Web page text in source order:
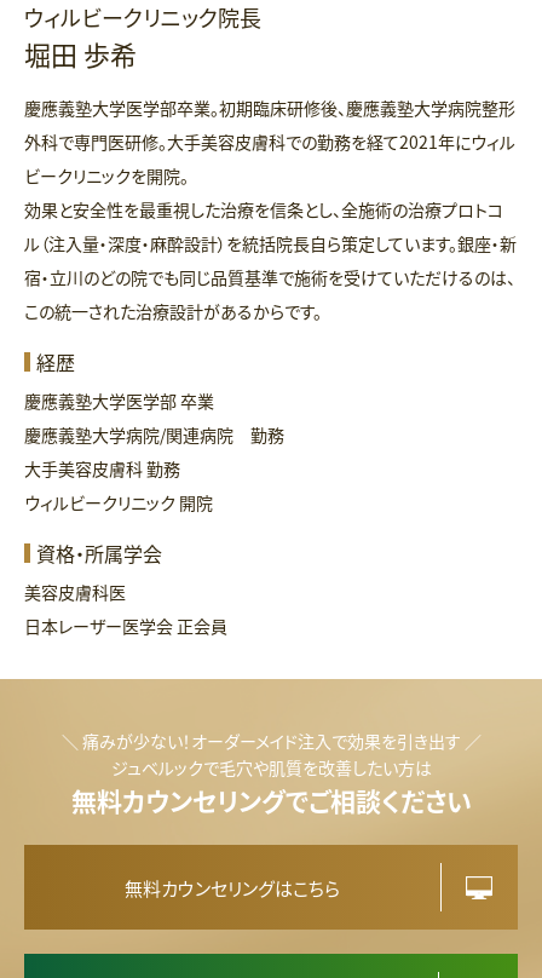
ウィルビークリニック院長
堀田 歩希
慶應義塾大学医学部卒業。初期臨床研修後、慶應義塾大学病院整形
外科で専門医研修。大手美容皮膚科での勤務を経て2021年にウィル
ビークリニックを開院。
効果と安全性を最重視した治療を信条とし、全施術の治療プロトコ
ル（注入量・深度・麻酔設計）を統括院長自ら策定しています。銀座・新
宿・立川のどの院でも同じ品質基準で施術を受けていただけるのは、
この統一された治療設計があるからです。
経歴
慶應義塾大学医学部 卒業
慶應義塾大学病院/関連病院 勤務
大手美容皮膚科 勤務
ウィルビークリニック 開院
資格・所属学会
美容皮膚科医
日本レーザー医学会 正会員
＼ 痛みが少ない！オーダーメイド注入で効果を引き出す ／
ジュベルックで毛穴や肌質を改善したい方は
無料カウンセリングでご相談ください
無料カウンセリングはこちら